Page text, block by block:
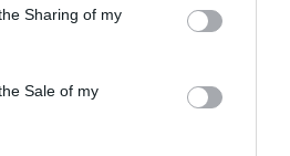
usage behaviour. You may click to
and its third-party tags to
purposes in below Google
Sharing of my
Sale of my
36χρονο